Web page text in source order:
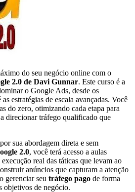
do seu negócio online com o
2.0 de Davi Gunnar. Este curso é a
o Google Ads, desde os
estratégias de escala avançadas. Você
do zero, otimizando cada etapa para
direcionar tráfego qualificado que
sua abordagem direta e sem
2.0, você terá acesso a aulas
real das táticas que levam ao
anúncios que capturam a atenção
gerenciar seu tráfego pago de forma
objetivos de negócio.